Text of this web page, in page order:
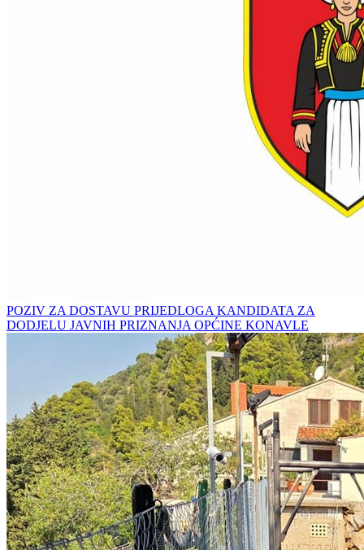
POZIV ZA DOSTAVU PRIJEDLOGA KANDIDATA ZA
DODJELU JAVNIH PRIZNANJA OPĆINE KONAVLE